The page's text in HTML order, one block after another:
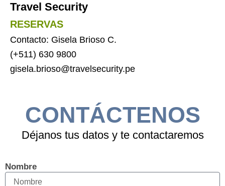
Travel Security
RESERVAS
Contacto: Gisela Brioso C.
(+511) 630 9800
gisela.brioso@travelsecurity.pe
CONTÁCTENOS
Déjanos tus datos y te contactaremos
Nombre